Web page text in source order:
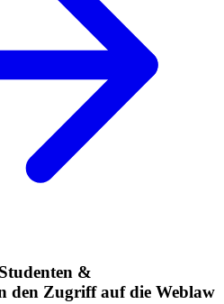
&
den Zugriff auf die Weblaw